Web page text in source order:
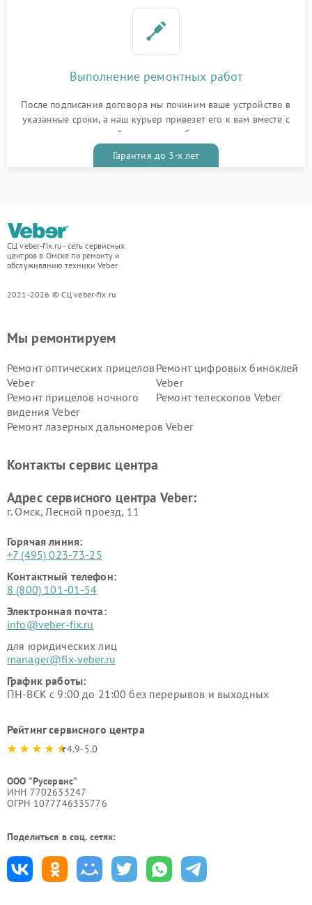
Выполнение ремонтных работ
После подписания договора мы починим ваше устройство в
указанные сроки, а наш курьер привезет его к вам вместе с
гарантийным талоном бесплатно
Гарантия до 3-х лет
СЦ veber-fix.ru - сеть сервисных
центров в Омске по ремонту и
обслуживанию техники Veber
2021-2026 © СЦ veber-fix.ru
Мы ремонтируем
Ремонт оптических прицелов
Veber
Ремонт цифровых биноклей
Veber
Ремонт прицелов ночного
видения Veber
Ремонт телескопов Veber
Ремонт лазерных дальномеров Veber
Контакты сервис центра
Адрес сервисного центра Veber:
г. Омск, ​Лесной проезд, 11
Горячая линия:
+7 (495) 023-73-25
Контактный телефон:
8 (800) 101-01-54
Электронная почта:
info@veber-fix.ru
для юридических лиц
manager@fix-veber.ru
График работы:
ПН-ВСК с 9:00 до 21:00 без перерывов и выходных
Рейтинг сервисного центра
4.9-5.0
ООО "Русервис"
ИНН 7702633247
ОГРН 1077746335776
Поделиться в соц. сетях: